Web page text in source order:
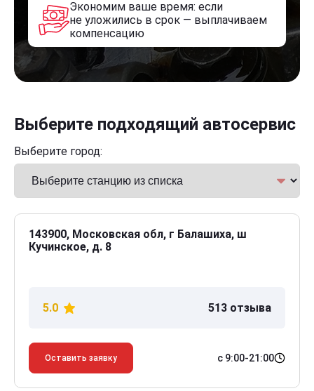
Экономим ваше время: если
не уложились в срок — выплачиваем
компенсацию
Выберите подходящий автосервис
Выберите город:
143900, Московская обл, г Балашиха, ш
Кучинское, д. 8
5.0 513 отзыва
Оставить заявку с 9:00-21:00